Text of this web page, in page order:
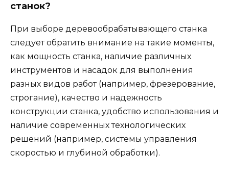
станок?
При выборе деревообрабатывающего станка
следует обратить внимание на такие моменты,
как мощность станка, наличие различных
инструментов и насадок для выполнения
разных видов работ (например, фрезерование,
строгание), качество и надежность
конструкции станка, удобство использования и
наличие современных технологических
решений (например, системы управления
скоростью и глубиной обработки).